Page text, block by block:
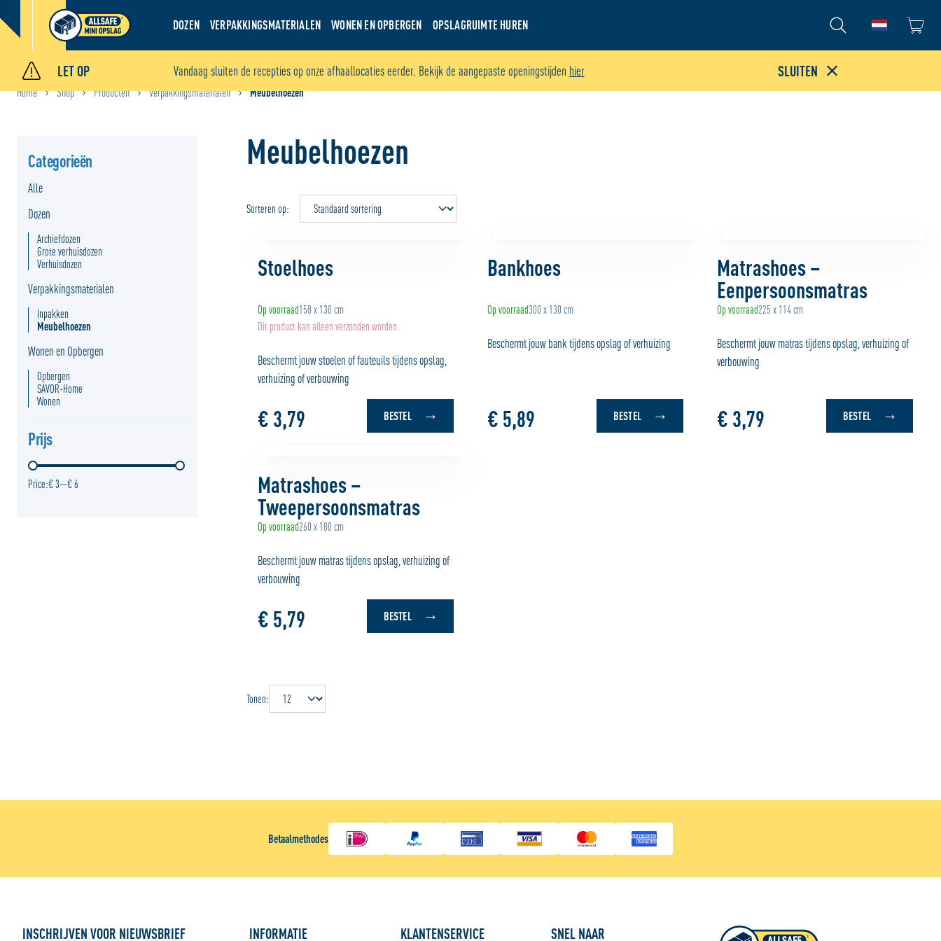
DOZEN VERPAKKINGSMATERIALEN WONEN EN OPBERGEN OPSLAGRUIMTE HUREN Ga naar
LET OP Vandaag sluiten de recepties op onze afhaallocaties eerder. Bekijk de aangepaste openingstijden hier SLUITEN
Home • Shop • Producten • Verpakkingsmaterialen • Meubelhoezen
Categorieën
Alle
Dozen
Archiefdozen
Grote verhuisdozen
Verhuisdozen
Verpakkingsmaterialen
Inpakken
Meubelhoezen
Wonen en Opbergen
Opbergen
SAVOR-Home
Wonen
Prijs
Price:€ 3—€ 6
Meubelhoezen
Sorteren op:
Stoelhoes
Op voorraad158 x 130 cm
Dit product kan alleen verzonden worden.
Beschermt jouw stoelen of fauteuils tijdens opslag,
verhuizing of verbouwing
€ 3,79 BESTEL
Bankhoes
Op voorraad300 x 130 cm
Beschermt jouw bank tijdens opslag of verhuizing
€ 5,89 BESTEL
Matrashoes –
Eenpersoonsmatras
Op voorraad225 x 114 cm
Beschermt jouw matras tijdens opslag, verhuizing of
verbouwing
€ 3,79 BESTEL
Matrashoes –
Tweepersoonsmatras
Op voorraad260 x 180 cm
Beschermt jouw matras tijdens opslag, verhuizing of
verbouwing
€ 5,79 BESTEL
Tonen:
Betaalmethodes
INSCHRIJVEN VOOR NIEUWSBRIEF INFORMATIE KLANTENSERVICE SNEL NAAR